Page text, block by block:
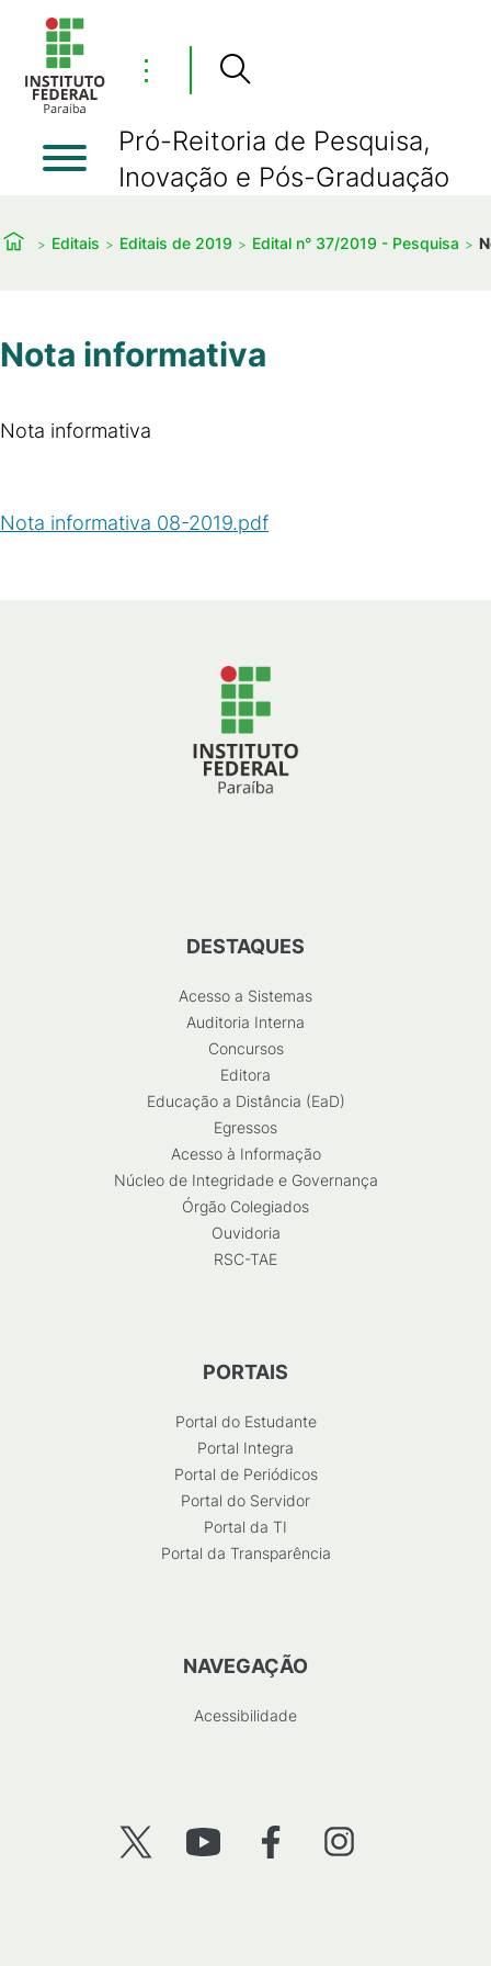
⋮
Pró-Reitoria de Pesquisa,
Inovação e Pós-Graduação
Editais Editais de 2019 Edital n° 37/2019 - Pesquisa
Nota informativa
Nota informativa
Nota informativa 08-2019.pdf
DESTAQUES
Acesso a Sistemas
Auditoria Interna
Concursos
Editora
Educação a Distância (EaD)
Egressos
Acesso à Informação
Núcleo de Integridade e Governança
Órgão Colegiados
Ouvidoria
RSC-TAE
PORTAIS
Portal do Estudante
Portal Integra
Portal de Periódicos
Portal do Servidor
Portal da TI
Portal da Transparência
NAVEGAÇÃO
Acessibilidade